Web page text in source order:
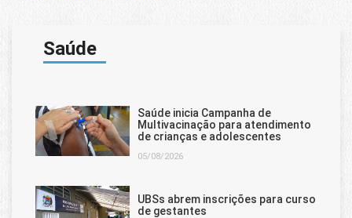
Saúde
Saúde inicia Campanha de
Multivacinação para atendimento
de crianças e adolescentes
05/08/2026
UBSs abrem inscrições para curso
de gestantes